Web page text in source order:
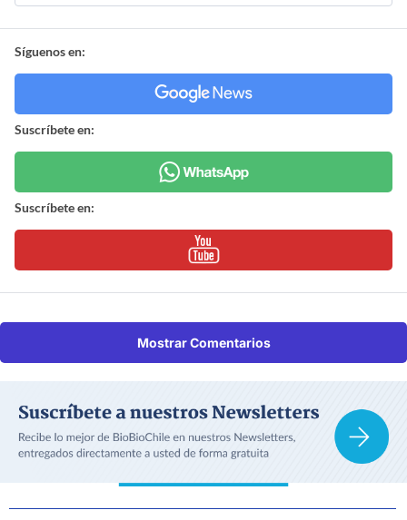
Síguenos en:
Suscríbete en:
Suscríbete en:
Mostrar Comentarios